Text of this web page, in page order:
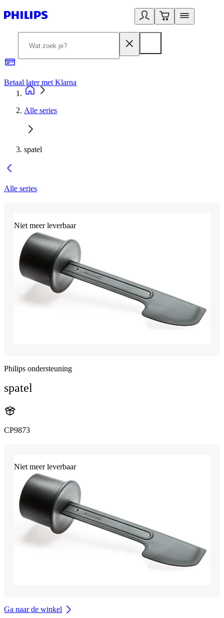
Betaal later met Klarna
Alle series
spatel
Alle series
Niet meer leverbaar
Philips ondersteuning
spatel
CP9873
Niet meer leverbaar
Ga naar de winkel